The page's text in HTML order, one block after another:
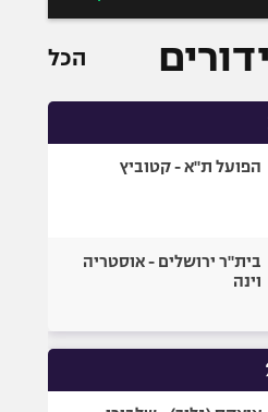
הכל
הפועל ת"א - קטוביץ
בית"ר ירושלים - אוסטריה
וינה